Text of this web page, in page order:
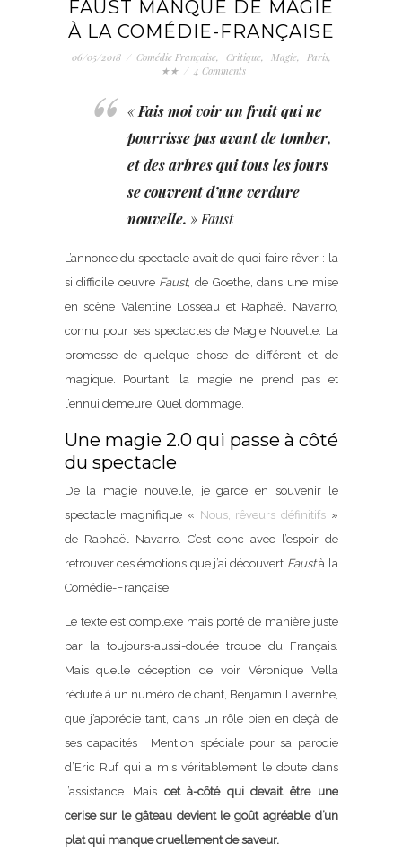
FAUST MANQUE DE MAGIE
À LA COMÉDIE-FRANÇAISE
06/05/2018 / Comédie Française, Critique, Magie, Paris,
★★ / 4 Comments
« Fais moi voir un fruit qui ne
pourrisse pas avant de tomber,
et des arbres qui tous les jours
se couvrent d’une verdure
nouvelle. » Faust
L’annonce du spectacle avait de quoi faire rêver : la
si difficile oeuvre Faust, de Goethe, dans une mise
en scène Valentine Losseau et Raphaël Navarro,
connu pour ses spectacles de Magie Nouvelle. La
promesse de quelque chose de différent et de
magique. Pourtant, la magie ne prend pas et
l’ennui demeure. Quel dommage.
Une magie 2.0 qui passe à côté
du spectacle
De la magie nouvelle, je garde en souvenir le
spectacle magnifique « Nous, rêveurs définitifs»
de Raphaël Navarro. C’est donc avec l’espoir de
retrouver ces émotions que j’ai découvert Faustà la
Comédie-Française.
Le texte est complexe mais porté de manière juste
par la toujours-aussi-douée troupe du Français.
Mais quelle déception de voir Véronique Vella
réduite à un numéro de chant, Benjamin Lavernhe,
que j’apprécie tant, dans un rôle bien en deçà de
ses capacités ! Mention spéciale pour sa parodie
d’Eric Ruf qui a mis véritablement le doute dans
l’assistance. Mais cet à-côté qui devait être une
cerise sur le gâteau devient le goût agréable d’un
plat qui manque cruellement de saveur.